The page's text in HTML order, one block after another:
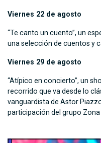
Viernes 22 de agosto
“Te canto un cuento”, un
una selección de cuentos y
Viernes 29 de agosto
“Atípico en concierto”, un
recorrido que va desde lo
vanguardista de Astor
participación del grupo Zona